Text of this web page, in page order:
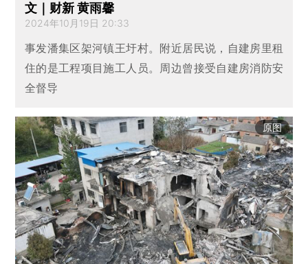
文｜财新 黄雨馨
2024年10月19日 20:33
事发潘集区架河镇王圩村。附近居民说，自建房里租
住的是工程项目施工人员。周边曾接受自建房消防安
全督导
原图